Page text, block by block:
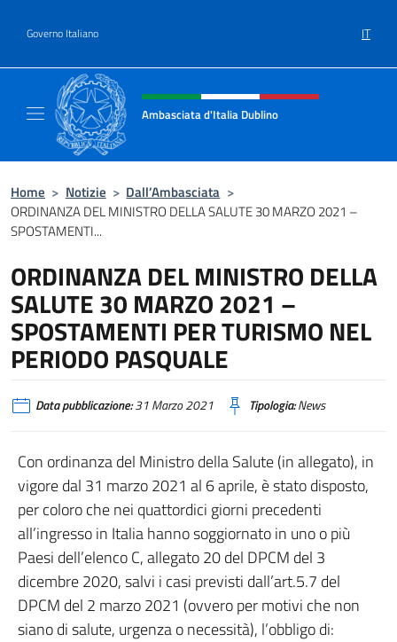
Governo Italiano IT
Intestazione sito, social e menù
Ambasciata d'Italia Dublino
Home > Notizie > Dall’Ambasciata >
ORDINANZA DEL MINISTRO DELLA SALUTE 30 MARZO 2021 –
SPOSTAMENTI...
ORDINANZA DEL MINISTRO DELLA
SALUTE 30 MARZO 2021 –
SPOSTAMENTI PER TURISMO NEL
PERIODO PASQUALE
Data pubblicazione:31 Marzo 2021 Tipologia:News
Con ordinanza del Ministro della Salute (in allegato), in
vigore dal 31 marzo 2021 al 6 aprile, è stato disposto,
per coloro che nei quattordici giorni precedenti
all’ingresso in Italia hanno soggiornato in uno o più
Paesi dell’elenco C, allegato 20 del DPCM del 3
dicembre 2020, salvi i casi previsti dall’art.5.7 del
DPCM del 2 marzo 2021 (ovvero per motivi che non
siano di salute, urgenza o necessità), l’obbligo di: